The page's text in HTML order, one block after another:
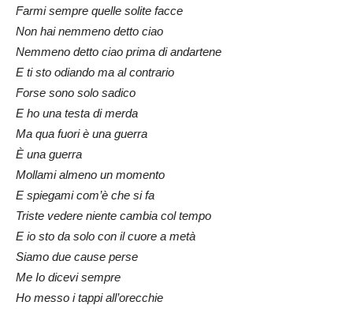
Farmi sempre quelle solite facce
Non hai nemmeno detto ciao
Nemmeno detto ciao prima di andartene
E ti sto odiando ma al contrario
Forse sono solo sadico
E ho una testa di merda
Ma qua fuori è una guerra
È una guerra
Mollami almeno un momento
E spiegami com’è che si fa
Triste vedere niente cambia col tempo
E io sto da solo con il cuore a metà
Siamo due cause perse
Me Io dicevi sempre
Ho messo i tappi all’orecchie